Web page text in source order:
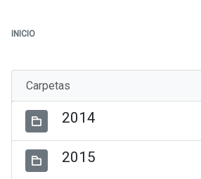
INICIO
Carpetas
2014
2015